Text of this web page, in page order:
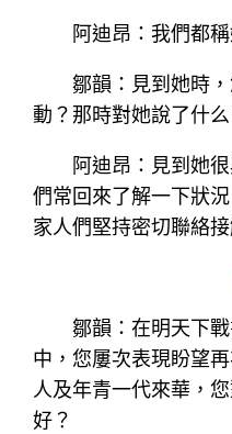
阿迪昂：我們都稱
鄒韻：見到她時
動？那時對她說了什么
阿迪昂：見到她
們常回來了解一下狀
家人們堅持密切聯絡接
鄒韻：在明天下
中，您屢次表現盼望
人及年青一代來華，
好？